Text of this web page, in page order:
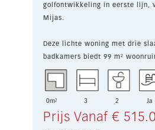
golfontwikkeling in eerste lijn,
Mijas.
Deze lichte woning met drie
badkamers biedt 99 m²
van...
0m² 3 2 Ja
Prijs Vanaf €